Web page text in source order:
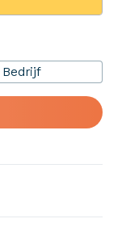
Bedrijf